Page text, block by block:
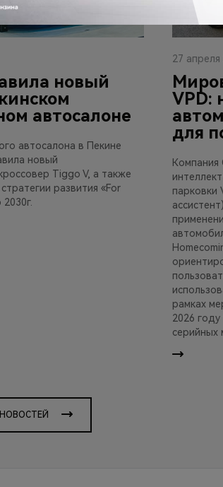
новый
автосалоне
автосалона в Пекине
новый
Tiggo V, а также
развития «For
27 апреля
VPD:
для
Компания
парковки
рамках
2026 году
серийных